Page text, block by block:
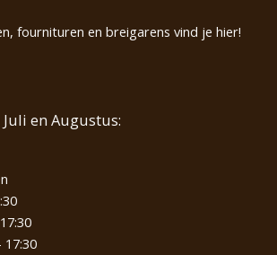
fournituren en breigarens vind je hier!
en Augustus:
17:30